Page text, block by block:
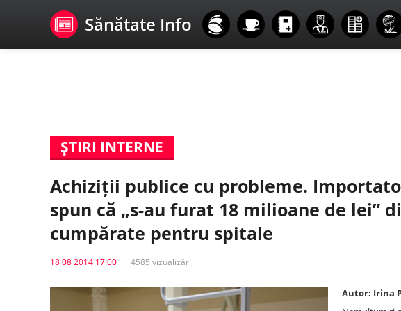
Sănătate Info
ŞTIRI INTERNE
Achiziții publice cu probleme.
spun că „s-au furat 18 milioane de lei”
cumpărate pentru spitale
18 08 2014 17:00 4585 vizualizări
Autor: Irina